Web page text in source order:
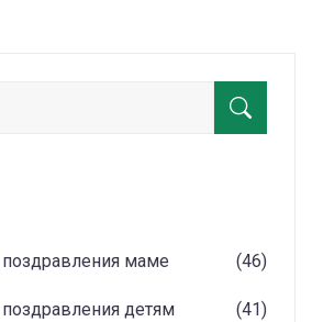
маме (46)
детям (41)